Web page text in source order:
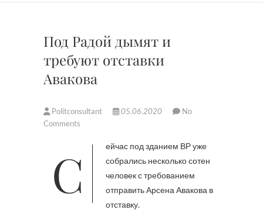
Под Радой дымят и
требуют отставки
Авакова
Politconsultant 05.06.2020
No
Comments
Сейчас под зданием ВР уже
собрались несколько сотен
человек с требованием
отправить Арсена Авакова в
отставку.